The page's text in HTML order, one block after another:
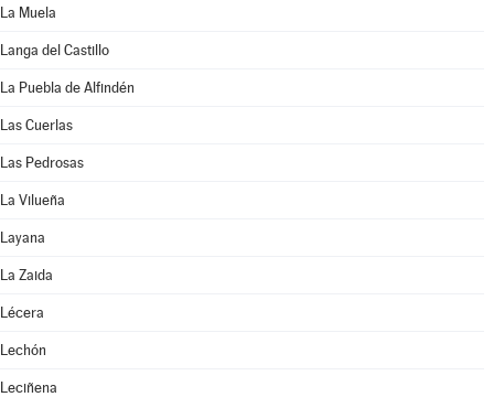
La Muela
Langa del Castillo
La Puebla de Alfindén
Las Cuerlas
Las Pedrosas
La Vilueña
Layana
La Zaida
Lécera
Lechón
Leciñena